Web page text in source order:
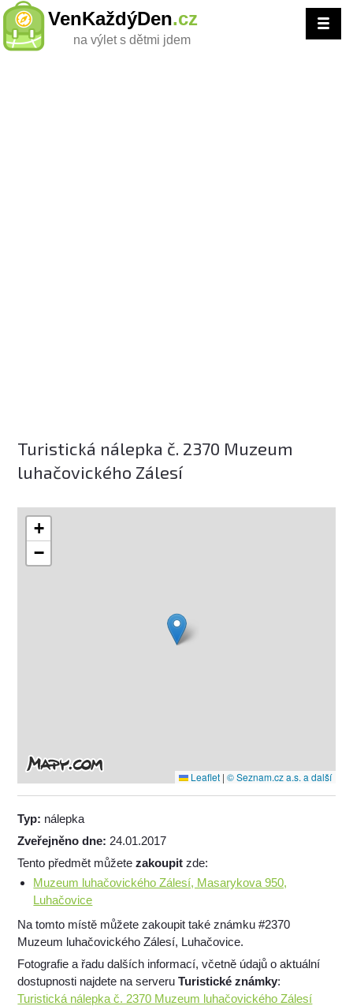
VenKaždýDen.cz
na výlet s dětmi jdem
Turistická nálepka č. 2370 Muzeum
luhačovického Zálesí
+
−
Leaflet | © Seznam.cz a.s. a další
Typ: nálepka
Zveřejněno dne: 24.01.2017
Tento předmět můžetezakoupit zde:
Muzeum luhačovického Zálesí, Masarykova 950,
Luhačovice
Na tomto místě můžete zakoupit také známku #2370
Muzeum luhačovického Zálesí, Luhačovice.
Fotografie a řadu dalších informací, včetně údajů o aktuální
dostupnosti najdete na serveruTuristické známky:
Turistická nálepka č. 2370 Muzeum luhačovického Zálesí